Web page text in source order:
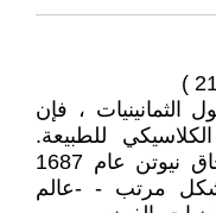
الثمانينيات ، فإن
للطبيعة.
اقترحت القوانين التي نشرها إسحاق نيوتن عام 1687
بشكل مرتب - -عالم